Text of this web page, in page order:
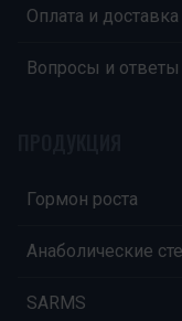
Оплата и доставка
Вопросы и ответы
Гормон роста
Анаболические
SARMS